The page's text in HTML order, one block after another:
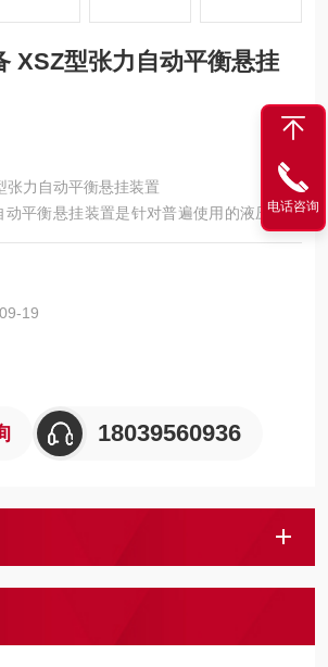
XSZ型张力自动平衡悬挂
张力自动平衡悬挂装置
动平衡悬挂装置是针对普遍使用的液压螺旋
存在的不能自动调整钢丝绳张力平衡而产生
19
18039560936
电话咨询